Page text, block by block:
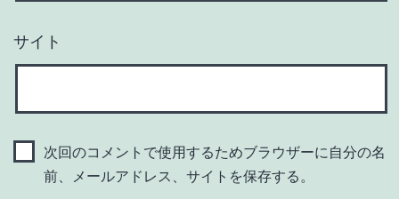
サイト
次回のコメントで使用するためブラウザーに自分の名
前、メールアドレス、サイトを保存する。